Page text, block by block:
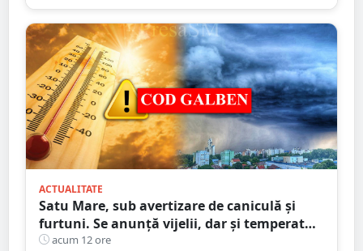
ACTUALITATE
Satu Mare, sub avertizare de caniculă și
furtuni. Se anunță vijelii, dar și temperaturi
ridicate. Avertizarea ANM
acum 12 ore